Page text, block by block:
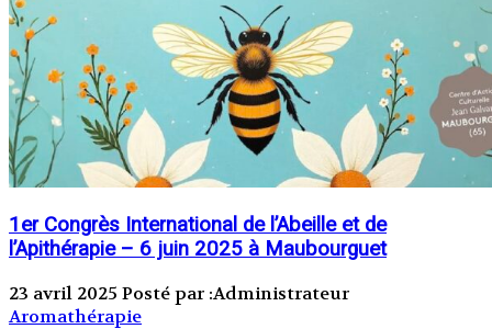
1er Congrès International de l’Abeille et de
l’Apithérapie – 6 juin 2025 à Maubourguet
23 avril 2025 Posté par :Administrateur
Aromathérapie